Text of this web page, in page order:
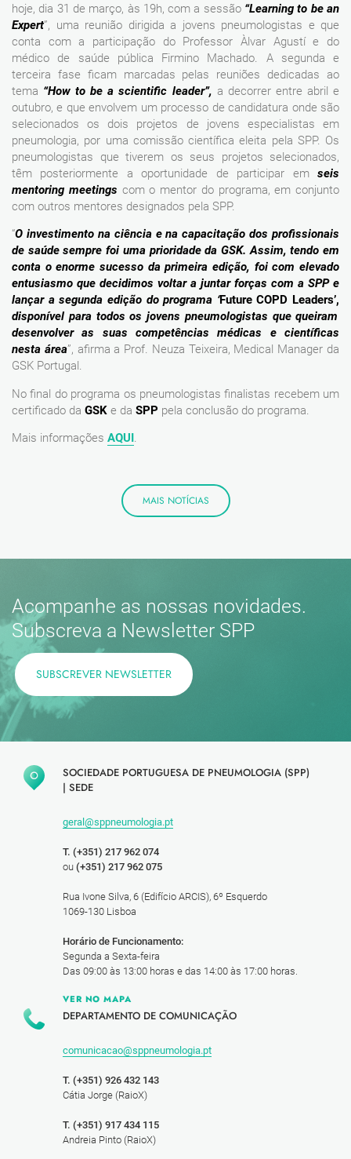
hoje, dia 31 de março, às 19h, com a sessão “Learning to be an
Expert”, uma reunião dirigida a jovens pneumologistas e que
conta com a participação do Professor Àlvar Agustí e do
médico de saúde pública Firmino Machado. A segunda e
terceira fase ficam marcadas pelas reuniões dedicadas ao
tema “How to be a scientific leader”, a decorrer entre abril e
outubro, e que envolvem um processo de candidatura onde são
selecionados os dois projetos de jovens especialistas em
pneumologia, por uma comissão científica eleita pela SPP. Os
pneumologistas que tiverem os seus projetos selecionados,
têm posteriormente a oportunidade de participar em seis
mentoring meetings com o mentor do programa, em conjunto
com outros mentores designados pela SPP.
“O investimento na ciência e na capacitação dos profissionais
de saúde sempre foi uma prioridade da GSK. Assim, tendo em
conta o enorme sucesso da primeira edição, foi com elevado
entusiasmo que decidimos voltar a juntar forças com a SPP e
lançar a segunda edição do programa ‘Future COPD Leaders’,
disponível para todos os jovens pneumologistas que queiram
desenvolver as suas competências médicas e científicas
nesta área”, afirma a Prof. Neuza Teixeira, Medical Manager da
GSK Portugal.
No final do programa os pneumologistas finalistas recebem um
certificado da GSK e da SPP pela conclusão do programa.
Mais informações AQUI .
MAIS NOTÍCIAS
Acompanhe as nossas novidades.
Subscreva a Newsletter SPP
SUBSCREVER NEWSLETTER
SOCIEDADE PORTUGUESA DE PNEUMOLOGIA (SPP)
| SEDE
geral@sppneumologia.pt
T. (+351) 217 962 074
ou (+351) 217 962 075
Rua Ivone Silva, 6 (Edifício ARCIS), 6º Esquerdo
1069-130 Lisboa
Horário de Funcionamento:
Segunda a Sexta-feira
Das 09:00 às 13:00 horas e das 14:00 às 17:00 horas.
VER NO MAPA
DEPARTAMENTO DE COMUNICAÇÃO
comunicacao@sppneumologia.pt
T. (+351) 926 432 143
Cátia Jorge (RaioX)
T. (+351) 917 434 115
Andreia Pinto (RaioX)